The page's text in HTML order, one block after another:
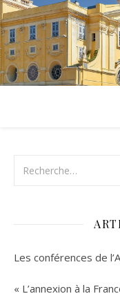
Les conférences de
« L’annexion à la